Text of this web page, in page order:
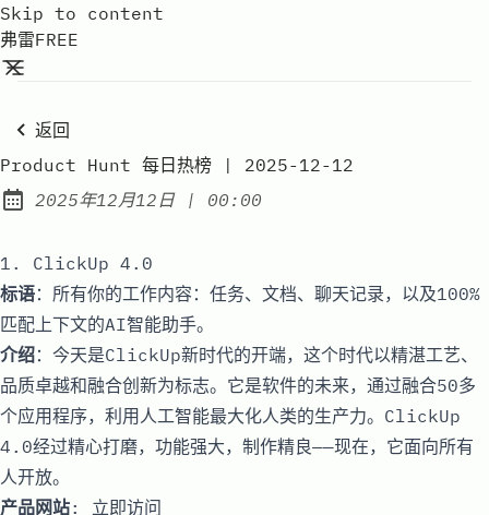
Skip to content
弗雷FREE
返回
Product Hunt 每日热榜 | 2025-12-12
Published:
2025年12月12日| at
00:00
1. ClickUp 4.0
标语：所有你的工作内容：任务、文档、聊天记录，以及100%
匹配上下文的AI智能助手。
介绍：今天是ClickUp新时代的开端，这个时代以精湛工艺、
品质卓越和融合创新为标志。它是软件的未来，通过融合50多
个应用程序，利用人工智能最大化人类的生产力。ClickUp
4.0经过精心打磨，功能强大，制作精良——现在，它面向所有
人开放。
产品网站: 立即访问